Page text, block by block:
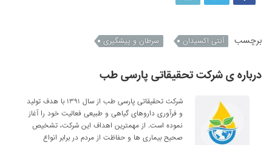
برچسب آنتی اکسیدان سرطان و پیشگیری
درباره ی شرکت تحقیقاتی پارسی طب
شرکت تحقیقاتی پارسی طب از سال ۱۳۹۱ با هدف تولید
و فرآوری داروهای گیاهی و طبیعی فعالیت خود را آغاز
نموده است. از مهمترین اهداف این شرکت، تشخیص
صحیح بیماری ها و حفاظت از مردم در برابر انواع